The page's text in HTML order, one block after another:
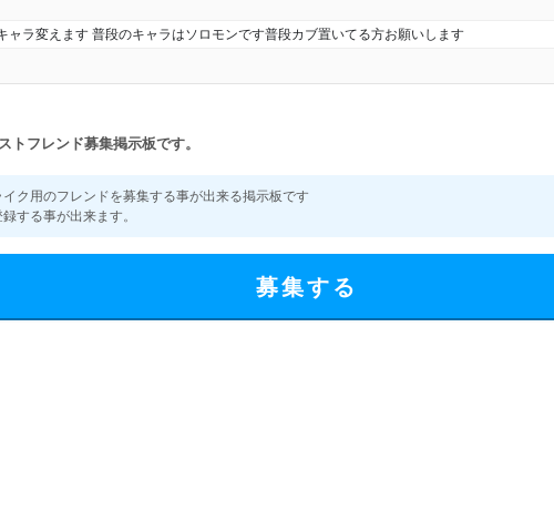
ャラ変えます 普段のキャラはソロモンです普段カブ置いてる方お願いします
トフレンド募集掲示板です。
ク用のフレンドを募集する事が出来る掲示板です
する事が出来ます。
募集する